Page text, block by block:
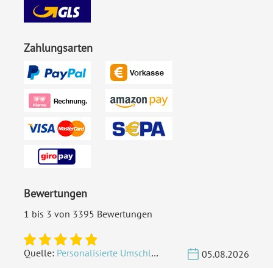
Porto pro Stück:
versenden
EAN: 4251069634071
Zahlungsarten
Bewertungen
1 bis 3 von 3395 Bewertungen
Quelle: Personalisierte Umschläge - Vintage - Quadrat 155 x 155 mm
05.08.2026